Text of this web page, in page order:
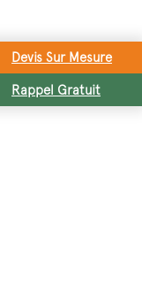
Devis Sur Mesure
Rappel Gratuit